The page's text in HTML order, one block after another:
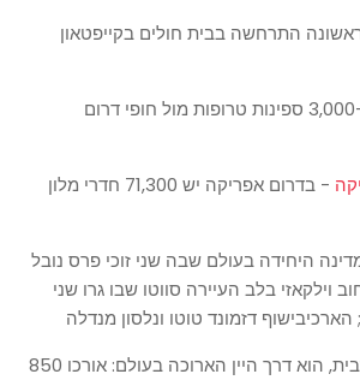
התרחשה בבית חולים בקייפטאון
ההערכה היא שיש כ-3,000 ספינות טרופות מול חופי דרום
- בדרום אפריקה יש 71,300 חדרי מלון
היחידה בעולם שבה שני זוכי פרס נובל
וילקאזי בלב העיירה סווטו שבו גרו שני
דזמונד טוטו ונלסון מנדלה
כביש 62, הכף המערבית, הוא דרך היין הארוכה בעולם: אורכו 850